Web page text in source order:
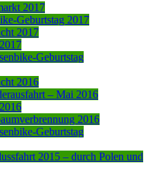
2017
Geburtstag 2017
2017
Geburtstag
2016
– Mai 2016
2016
Geburtstag
2015 – durch Polen und